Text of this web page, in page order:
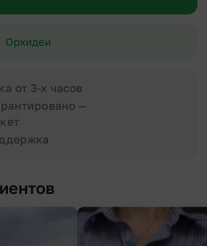
Орхидеи
от 3-х часов
—